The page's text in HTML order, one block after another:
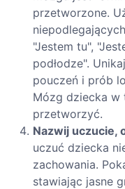
przetworzone.
"Jestem tu",
podłodze".
pouczeń i prób
Mózg dziecka w
przetworzyć.
Nazwij uczucie,
uczuć dziecka
zachowania.
stawiając jasne